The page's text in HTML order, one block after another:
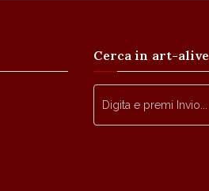
Cerca in art-alive